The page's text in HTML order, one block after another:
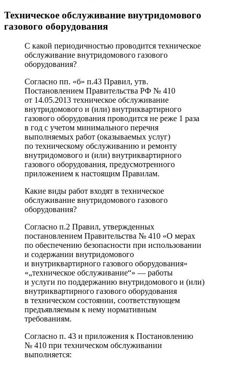
Техническое обслуживание внутридомового
газового оборудования
С какой периодичностью проводится техническое
обслуживание внутридомового газового
оборудования?
Согласно пп. «б» п.43 Правил, утв.
Постановлением Правительства РФ № 410
от 14.05.2013 техническое обслуживание
внутридомового и (или) внутриквартирного
газового оборудования проводится не реже 1 раза
в год с учетом минимального перечня
выполняемых работ (оказываемых услуг)
по техническому обслуживанию и ремонту
внутридомового и (или) внутриквартирного
газового оборудования, предусмотренного
приложением к настоящим Правилам.
Какие виды работ входят в техническое
обслуживание внутридомового газового
оборудования?
Согласно п.2 Правил, утвержденных
постановлением Правительства № 410 «О мерах
по обеспечению безопасности при использовании
и содержании внутридомового
и внутриквартирного газового оборудования»
«„техническое обслуживание“» — работы
и услуги по поддержанию внутридомового и (или)
внутриквартирного газового оборудования
в техническом состоянии, соответствующем
предъявляемым к нему нормативным
требованиям.
Согласно п. 43 и приложения к Постановлению
№ 410 при техническом обслуживании
выполняется: